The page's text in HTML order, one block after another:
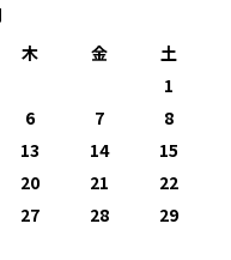
木 金 土
1
6 7
8
13 14
15
20 21
22
27 28
29